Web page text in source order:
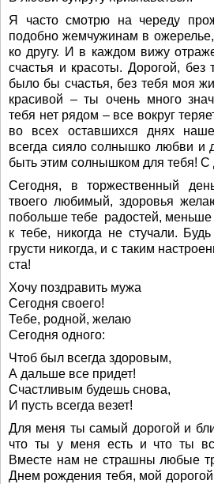
Я часто смотрю на череду
подобно жемчужинам в ожерелье,
ко другу. И в каждом вижу
счастья и красоты. Дорогой,
было бы счастья, без тебя моя
красивой – ты очень много
тебя нет рядом – все вокруг
во всех оставшихся днях
всегда сияло солнышко любви и
быть этим солнышком для тебя!
Сегодня, в торжественный
твоего любимый, здоровья
побольше тебе радостей,
к тебе, никогда не стучали.
грусти никогда, и с таким
ста!
Хочу поздравить мужа
Сегодня своего!
Тебе, родной, желаю
Сегодня одного:
Чтоб был всегда здоровым,
А дальше все придет!
Счастливым будешь снова,
И пусть всегда везет!
Для меня ты самый дорогой и
что ты у меня есть и что ты
Вместе нам не страшны любые
Днем рождения тебя, мой